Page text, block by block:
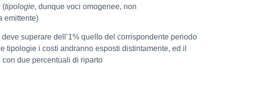
(tipologie, dunque voci omogenee, non
emittente)
superare dell’1% quello del corrispondente periodo
tipologie i costi andranno esposti distintamente, ed il
due percentuali di riparto